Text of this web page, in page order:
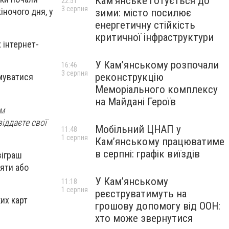
дня, у
свої
або
карт
зими: місто посилює
енергетичну стійкість
критичної інфраструктури
3 серпня
У Кам’янському розпочали
реконструкцію
Меморіального комплексу
на Майдані Героїв
16:46
3 серпня
Мобільний ЦНАП у
Кам’янському працюватиме
в серпні: графік виїздів
11:48
1 серпня
У Кам’янському
реєструватимуть на
грошову допомогу від ООН:
хто може звернутися
11:18
1 серпня